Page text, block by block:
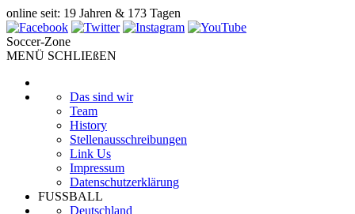
online seit: 19 Jahren & 173 Tagen
Soccer-Zone
MENÜ SCHLIEßEN
Das sind wir
Team
History
Stellenausschreibungen
Link Us
Impressum
Datenschutzerklärung
FUSSBALL
Deutschland